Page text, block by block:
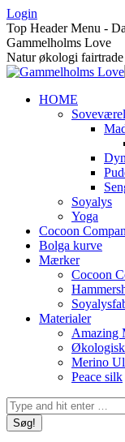
Skip
to
content
Login
Top Header Menu -
Gammelholms Love
Natur økologi fairtrade
HOME
Soyalys
Yoga
Cocoon
Bolga kurve
Mærker
Cocoon
Materialer
Amazing
Merino
Peace silk
Søg: